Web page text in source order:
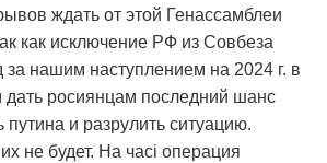
ждать от этой Генассамблеи
как исключение РФ из Совбеза
за нашим наступлением на 2024 г. в
росиянцам последний шанс
и разрулить ситуацию.
не будет. На часі операция